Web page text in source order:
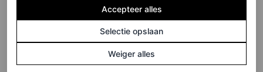
Zelfs in de zinderende hitte zag Sienna Miller er chic uit
in een linnen pak van Ralph Lauren.
Accepteer alles
Selectie opslaan
Weiger alles